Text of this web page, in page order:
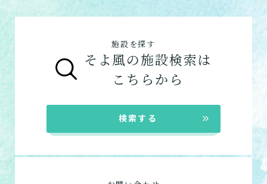
なります
グループホームの特徴
シニア向けマンションの特徴
在宅系サービス
：自宅から通いたい、自宅に
居宅介護支援
施設を探す
そよ風の施設検索は
こちらから
検索する